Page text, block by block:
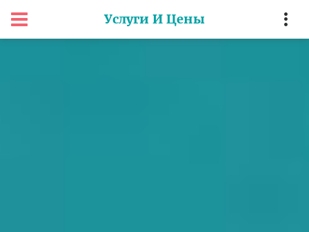
Услуги И Цены